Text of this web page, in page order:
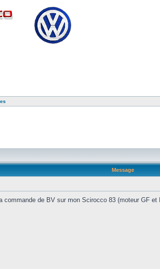
Message
commande de BV sur mon Scirocco 83 (moteur GF et